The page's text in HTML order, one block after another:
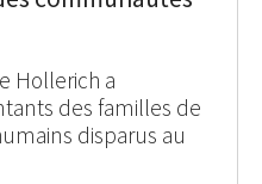
Hollerich a
des familles de
disparus au